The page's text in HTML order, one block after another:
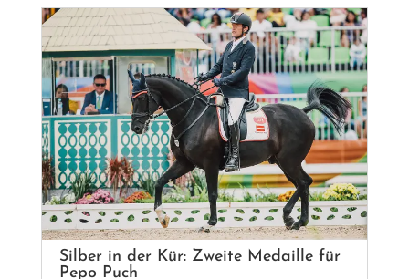
Silber in der Kür: Zweite Medaille für
Pepo Puch